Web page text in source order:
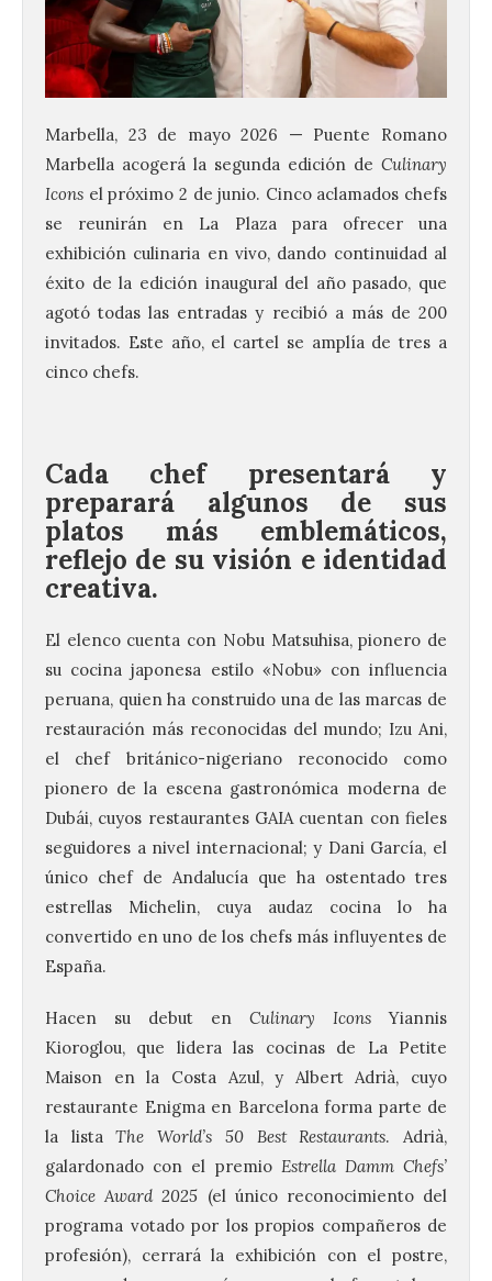
Marbella, 23 de mayo 2026 — Puente Romano
Marbella acogerá la segunda edición de Culinary
Icons el próximo 2 de junio. Cinco aclamados chefs
se reunirán en La Plaza para ofrecer una
exhibición culinaria en vivo, dando continuidad al
éxito de la edición inaugural del año pasado, que
agotó todas las entradas y recibió a más de 200
invitados. Este año, el cartel se amplía de tres a
cinco chefs.
Cada chef presentará y
preparará algunos de sus
platos más emblemáticos,
reflejo de su visión e identidad
creativa.
El elenco cuenta con Nobu Matsuhisa, pionero de
su cocina japonesa estilo «Nobu» con influencia
peruana, quien ha construido una de las marcas de
restauración más reconocidas del mundo; Izu Ani,
el chef británico-nigeriano reconocido como
pionero de la escena gastronómica moderna de
Dubái, cuyos restaurantes GAIA cuentan con fieles
seguidores a nivel internacional; y Dani García, el
único chef de Andalucía que ha ostentado tres
estrellas Michelin, cuya audaz cocina lo ha
convertido en uno de los chefs más influyentes de
España.
Hacen su debut en Culinary Icons Yiannis
Kioroglou, que lidera las cocinas de La Petite
Maison en la Costa Azul, y Albert Adrià, cuyo
restaurante Enigma en Barcelona forma parte de
la listaThe World’s 50 Best Restaurants. Adrià,
galardonado con el premio Estrella Damm Chefs’
Choice Award 2025 (el único reconocimiento del
programa votado por los propios compañeros de
profesión), cerrará la exhibición con el postre,